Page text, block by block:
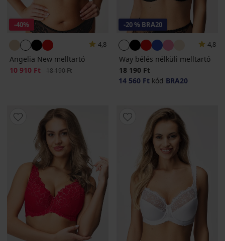
-40%
4,8
Angelia New melltartó
Kedvezmény
10 910 Ft Eredeti ár
18 190 Ft
-20 % BRA20
4,8
Way bélés nélküli melltartó
18 190 Ft
14 560 Ft kód BRA20